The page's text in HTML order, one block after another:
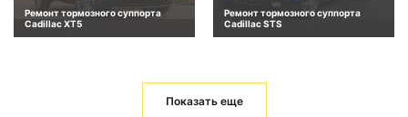
Ремонт тормозного суппорта
Cadillac XT5
Ремонт тормозного суппорта
Cadillac STS
Показать еще